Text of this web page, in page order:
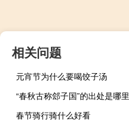
相关问题
元宵节为什么要喝饺子汤
“春秋古称郐子国”的出处是哪里
春节骑行骑什么好看